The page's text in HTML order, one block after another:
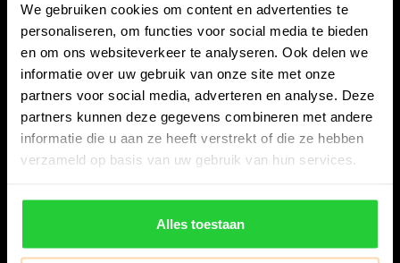
We gebruiken cookies om content en advertenties te
personaliseren, om functies voor social media te bieden
en om ons websiteverkeer te analyseren. Ook delen we
informatie over uw gebruik van onze site met onze
partners voor social media, adverteren en analyse. Deze
partners kunnen deze gegevens combineren met andere
informatie die u aan ze heeft verstrekt of die ze hebben
verzameld op basis van uw gebruik van hun services.
Alles toestaan
Bespanracket.nl is dé racketspecialist van Lelystad en
omstreken.
Snijdersstraat 6
8224 AA Lelystad
Nederland